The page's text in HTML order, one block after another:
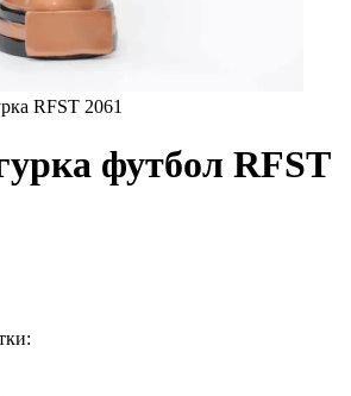
RFST 2061
футбол RFST